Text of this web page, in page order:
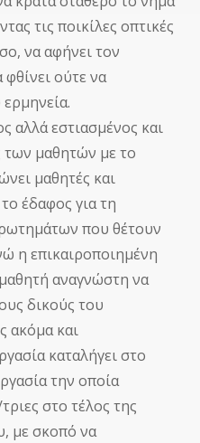
τις ποικίλες οπτικές
να αφήνει τον
φθίνει ούτε να
αλλά εστιασμένος και
των μαθητών με το
μαθητές και
έδαφος για τη
που θέτουν
η επικαιροποιημένη
αναγνώστη να
δικούς του
ακόμα και
καταλήγει στο
την οποία
στο τέλος της
με σκοπό να